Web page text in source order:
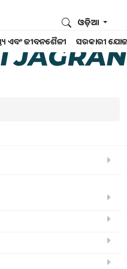
ଏବଂ ଜୀବନଶୈଳୀ ସରକାରୀ
ଓଡ଼ିଆ